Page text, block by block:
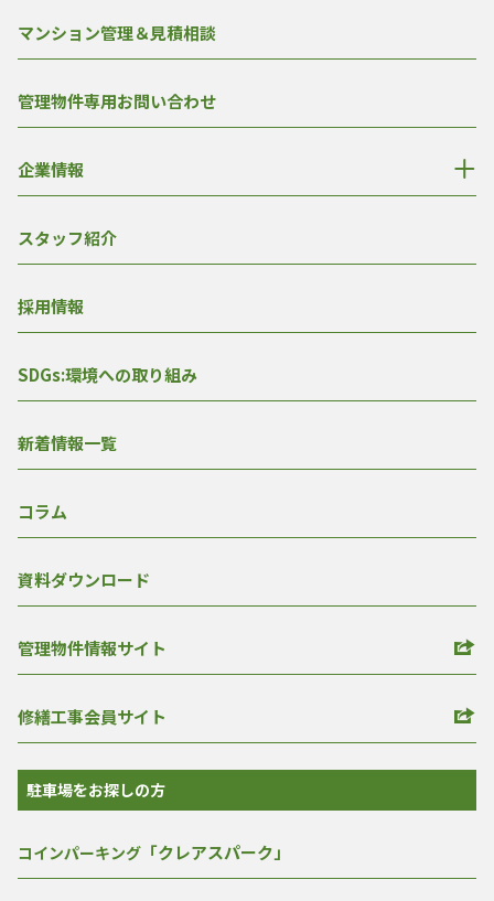
マンション管理＆見積相談
管理物件専用お問い合わせ
企業情報
スタッフ紹介
採用情報
SDGs:環境への取り組み
新着情報一覧
コラム
資料ダウンロード
管理物件情報サイト
修繕工事会員サイト
駐車場をお探しの方
コインパーキング 「クレアスパーク」